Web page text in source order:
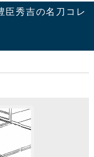
秀吉の名刀コレ